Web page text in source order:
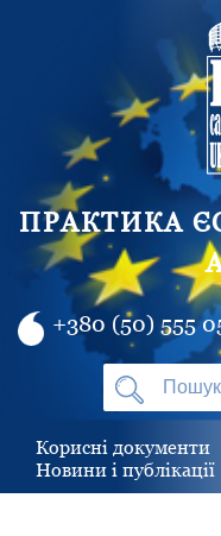
ПРАКТИКА
+380 (50) 555
Корисні документи
Новини і публікації